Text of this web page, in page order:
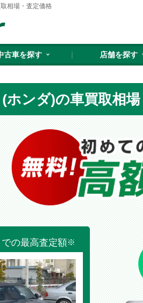
相場・査定価格
古車を探す 店舗を探す
(ホンダ)の車買取相場
の最高査定額